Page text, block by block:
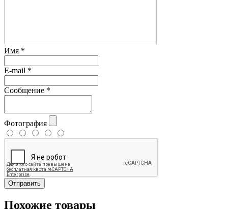
Имя *
E-mail *
Сообщение *
Фотография
Отправить
Похожие товары